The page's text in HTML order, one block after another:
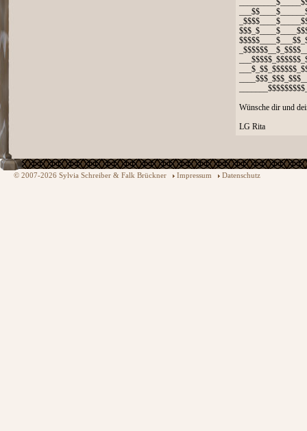
Wünsche dir und
LG Rita
© 2007-2026 Sylvia Schreiber & Falk Brückner Impressum Datenschutz